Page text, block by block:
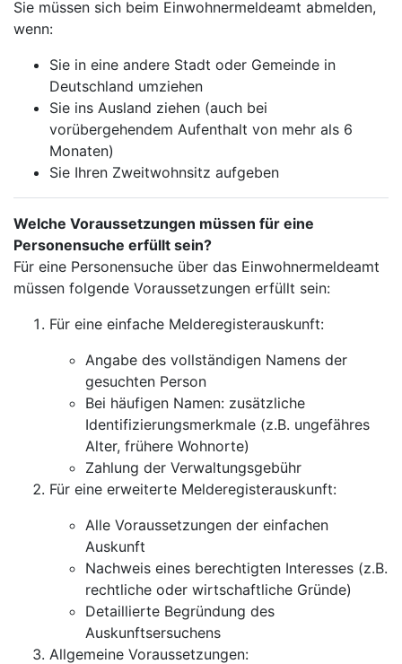
Sie müssen sich beim Einwohnermeldeamt abmelden,
wenn:
Sie in eine andere Stadt oder Gemeinde in
Deutschland umziehen
Sie ins Ausland ziehen (auch bei
vorübergehendem Aufenthalt von mehr als 6
Monaten)
Sie Ihren Zweitwohnsitz aufgeben
Welche Voraussetzungen müssen für eine
Personensuche erfüllt sein?
Für eine Personensuche über das Einwohnermeldeamt
müssen folgende Voraussetzungen erfüllt sein:
Für eine einfache Melderegisterauskunft:
Angabe des vollständigen Namens der
gesuchten Person
Bei häufigen Namen: zusätzliche
Identifizierungsmerkmale (z.B. ungefähres
Alter, frühere Wohnorte)
Zahlung der Verwaltungsgebühr
Für eine erweiterte Melderegisterauskunft:
Alle Voraussetzungen der einfachen
Auskunft
Nachweis eines berechtigten Interesses (z.B.
rechtliche oder wirtschaftliche Gründe)
Detaillierte Begründung des
Auskunftsersuchens
Allgemeine Voraussetzungen: